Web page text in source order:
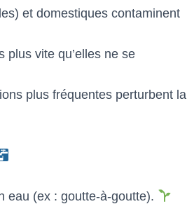
et domestiques contaminent
plus vite qu’elles ne se
plus fréquentes perturbent la
eau (ex : goutte-à-goutte).